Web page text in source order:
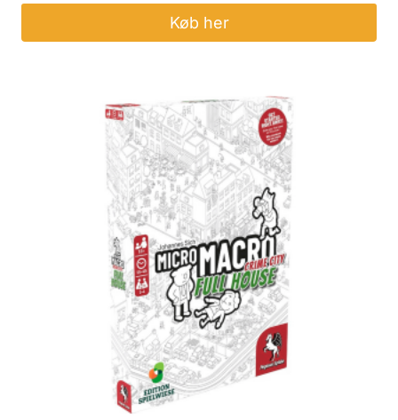
Køb her